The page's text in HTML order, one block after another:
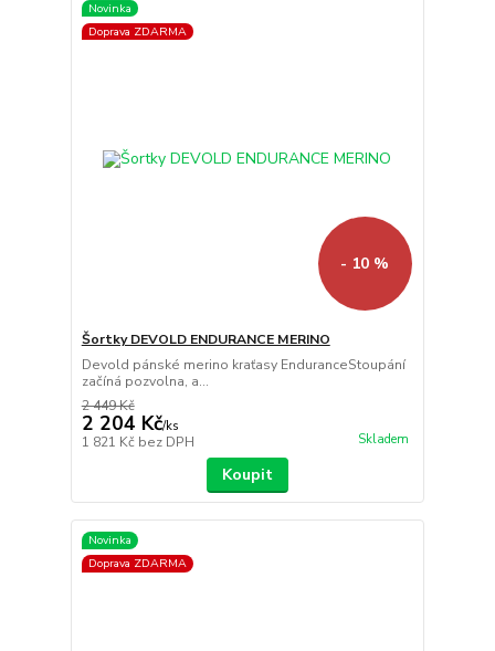
Novinka
Doprava ZDARMA
- 10 %
Šortky DEVOLD ENDURANCE MERINO
Devold pánské merino kraťasy EnduranceStoupání
začíná pozvolna, a...
2 449 Kč
2 204 Kč/ks
1 821 Kč bez DPH Skladem
Koupit
Novinka
Doprava ZDARMA